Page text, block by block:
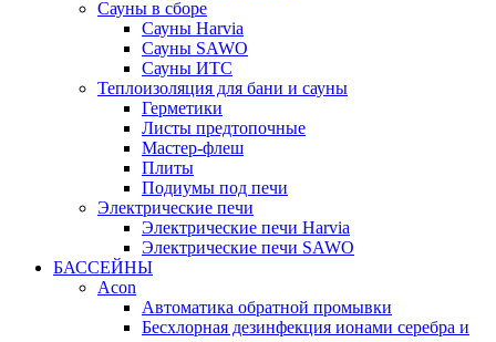
Сауны в сборе
Cауны Harvia
Сауны SAWO
Сауны ИТС
Теплоизоляция для бани и сауны
Герметики
Листы предтопочные
Мастер-флеш
Плиты
Подиумы под печи
Электрические печи
Электрические печи Harvia
Электрические печи SAWO
БАССЕЙНЫ
Acon
Автоматика обратной промывки
Беcхлорная дезинфекция ионами серебра и